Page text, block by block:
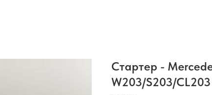
Стартер -
W203/S203/CL203